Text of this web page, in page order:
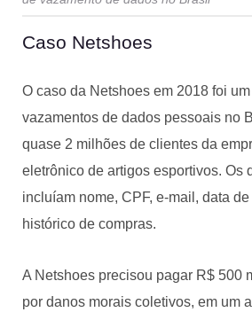
Caso Netshoes
O caso da Netshoes em 2018 foi
vazamentos de dados pessoais no
quase 2 milhões de clientes da
eletrônico de artigos esportivos. Os
incluíam nome, CPF, e-mail, data
histórico de compras.
A Netshoes precisou pagar R$ 500
por danos morais coletivos, em um